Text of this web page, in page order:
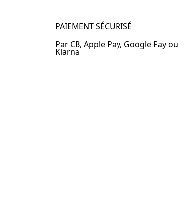
PAIEMENT SÉCURISÉ
Par CB, Apple Pay, Google Pay ou
Klarna